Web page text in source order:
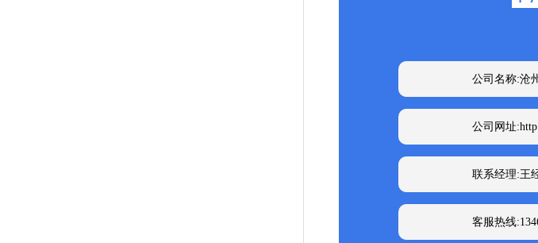
公司名称:沧
公司网址
联系经理:王
客服热线